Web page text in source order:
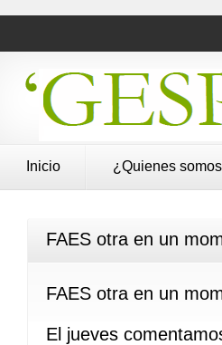
Inicio ¿Quienes
FAES otra en un
FAES otra en un
El jueves